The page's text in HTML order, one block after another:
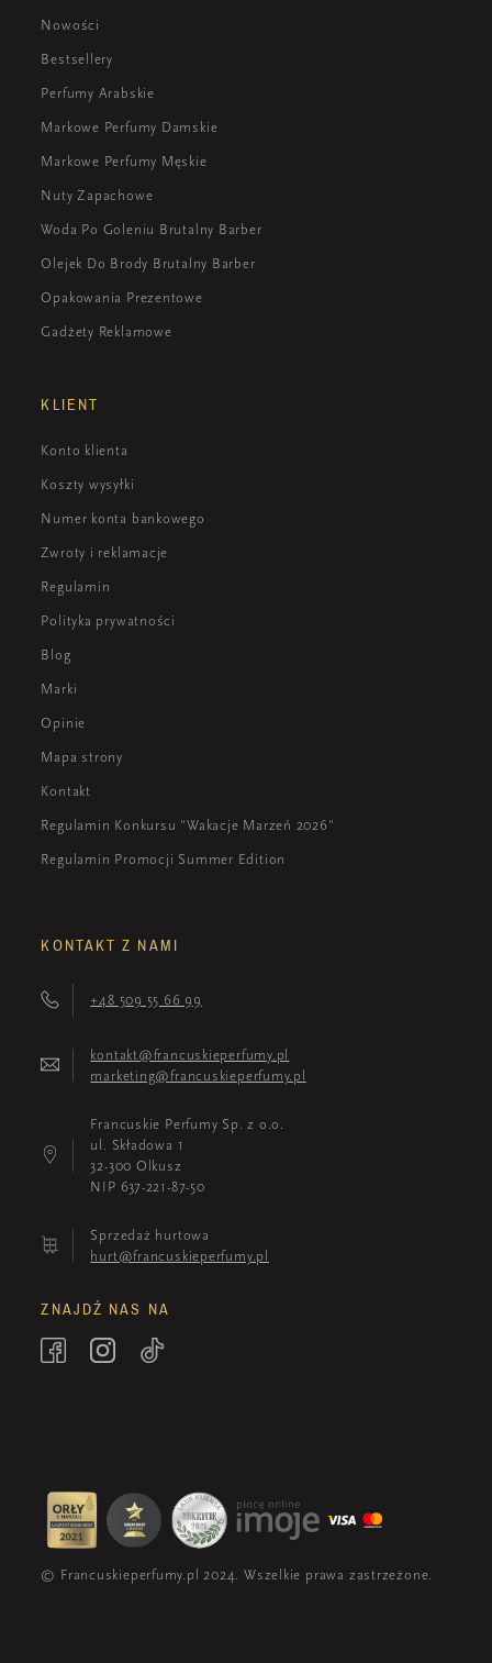
Nowości
Bestsellery
Perfumy Arabskie
Markowe Perfumy Damskie
Markowe Perfumy Męskie
Nuty Zapachowe
Woda Po Goleniu Brutalny Barber
Olejek Do Brody Brutalny Barber
Opakowania Prezentowe
Gadżety Reklamowe
KLIENT
Konto klienta
Koszty wysyłki
Numer konta bankowego
Zwroty i reklamacje
Regulamin
Polityka prywatności
Blog
Marki
Opinie
Mapa strony
Kontakt
Regulamin Konkursu "Wakacje Marzeń 2026"
Regulamin Promocji Summer Edition
KONTAKT Z NAMI
+48 509 55 66 99
kontakt@francuskieperfumy.pl
marketing@francuskieperfumy.pl
Francuskie Perfumy Sp. z o.o.
ul. Składowa 1
32-300 Olkusz
NIP 637-221-87-50
Sprzedaż hurtowa
hurt@francuskieperfumy.pl
ZNAJDŹ NAS NA
© Francuskieperfumy.pl 2024. Wszelkie prawa zastrzeżone.